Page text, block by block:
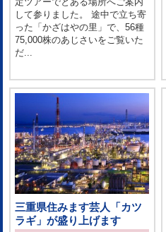
して参りました。 途中で立ち寄
った「かざはやの里」で、56種
75,000株のあじさいをご覧いた
だ...
三重県住みます芸人「カツ
ラギ」が盛り上げます